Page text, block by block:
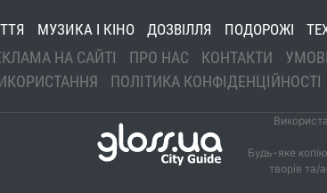
МУЗИКА І КІНО ДОЗВІЛЛЯ ПОДОРОЖІ
НА САЙТІ ПРО НАС КОНТАКТИ
ПОЛІТИКА КОНФІДЕНЦІЙНОСТІ
Будь-яке
творів та/